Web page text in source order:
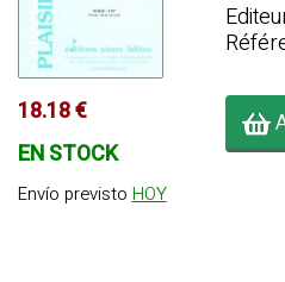
18.18 €
EN STOCK
Envío previsto HOY